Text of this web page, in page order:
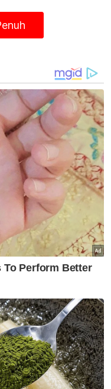
mangsa
miliknya
buat semakan
mengetahui
wang
bank, wang
nombor akaun